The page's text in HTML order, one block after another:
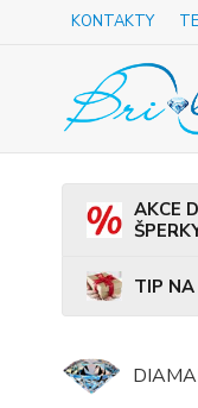
KONTAKTY
AKCE
TIP NA